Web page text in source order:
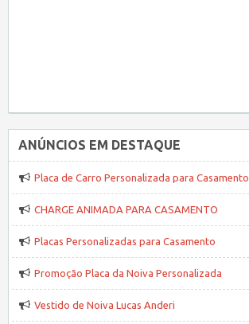
ANÚNCIOS EM DESTAQUE
Placa de Carro Personalizada para Casamento
CHARGE ANIMADA PARA CASAMENTO
Placas Personalizadas para Casamento
Promoção Placa da Noiva Personalizada
Vestido de Noiva Lucas Anderi